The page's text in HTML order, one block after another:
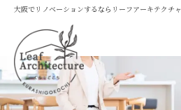
大阪でリノベーションするならリーフアーキテクチャ